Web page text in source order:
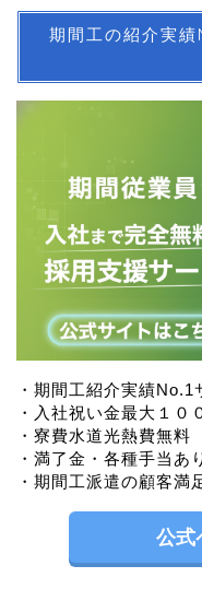
期間工の紹介実
・期間工紹介実績No.1
・入社祝い金最大１０
・寮費水道光熱費無料
・満了金・各種手当あ
・期間工派遣の顧客満
公式